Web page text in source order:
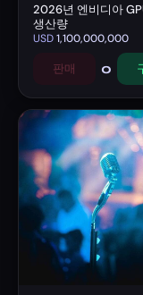
2026년 엔비디아
생산량
USD1,100,000,000
판매 0